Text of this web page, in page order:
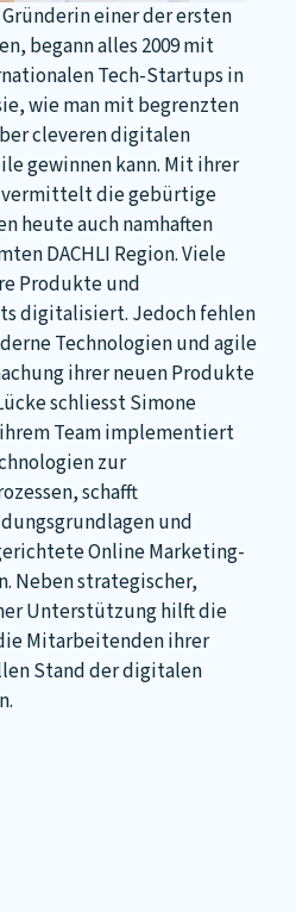
einer der ersten
begann alles 2009 mit
Tech-Startups in
wie man mit begrenzten
cleveren digitalen
gewinnen kann. Mit ihrer
vermittelt die gebürtige
heute auch namhaften
DACHLI Region. Viele
Produkte und
digitalisiert. Jedoch fehlen
Technologien und agile
ihrer neuen Produkte
schliesst Simone
Team implementiert
zur
schafft
und
Online Marketing-
Neben strategischer,
Unterstützung hilft die
Mitarbeitenden ihrer
Stand der digitalen